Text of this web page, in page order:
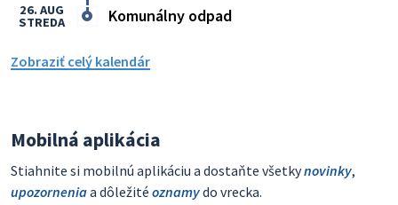
Komunálny odpad
26. AUG
STREDA
Zobraziť celý kalendár
Mobilná aplikácia
Stiahnite si mobilnú aplikáciu a dostaňte všetkynovinky,
upozorneniaa dôležité oznamydo vrecka.